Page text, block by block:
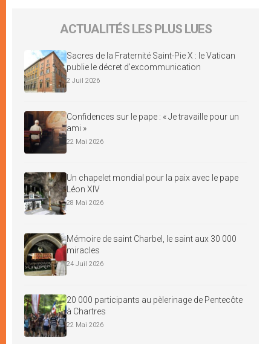
ACTUALITÉS LES PLUS LUES
Sacres de la Fraternité Saint-Pie X : le Vatican
publie le décret d’excommunication
2 Juil 2026
Confidences sur le pape : « Je travaille pour un
ami »
22 Mai 2026
Un chapelet mondial pour la paix avec le pape
Léon XIV
28 Mai 2026
Mémoire de saint Charbel, le saint aux 30 000
miracles
24 Juil 2026
20 000 participants au pèlerinage de Pentecôte
à Chartres
22 Mai 2026